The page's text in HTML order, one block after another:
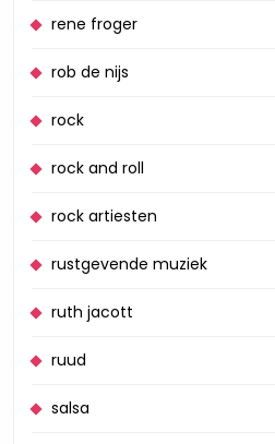
rene froger
rob de nijs
rock
rock and roll
rock artiesten
rustgevende muziek
ruth jacott
ruud
salsa